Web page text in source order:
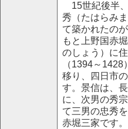
15世紀後半
秀（たはらみ
て築かれたの
もと上野国赤
のしょう）に
（1394～
移り、四日市
す。景信は、
に、次男の秀
て三男の忠秀
赤堀三家です。